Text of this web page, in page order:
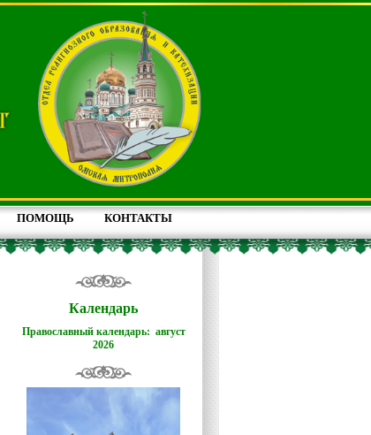
ПОМОЩЬ КОНТАКТЫ
Календарь
Православный календарь: август
2026